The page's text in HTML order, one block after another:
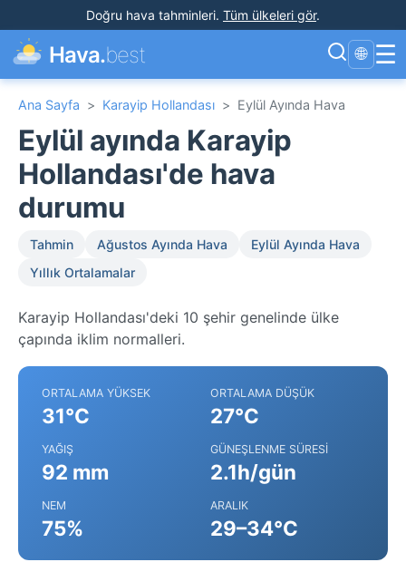
Doğru hava tahminleri. Tüm ülkeleri gör.
Hava.best 🌐 ☰
Ana Sayfa > Karayip Hollandası > Eylül Ayında Hava
Eylül ayında Karayip
Hollandası'de hava
durumu
Tahmin Ağustos Ayında Hava
Eylül Ayında Hava
Yıllık Ortalamalar
Karayip Hollandası'deki 10 şehir genelinde ülke
çapında iklim normalleri.
ORTALAMA YÜKSEK
31°C
ORTALAMA DÜŞÜK
27°C
YAĞIŞ
92 mm
GÜNEŞLENME SÜRESI
2.1h/gün
NEM
75%
ARALIK
29–34°C